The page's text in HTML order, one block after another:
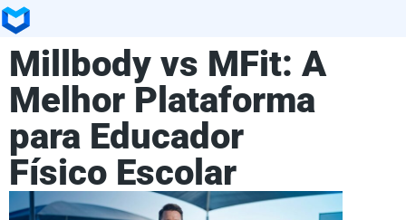
Millbody vs MFit: A
Melhor Plataforma
para Educador
Físico Escolar